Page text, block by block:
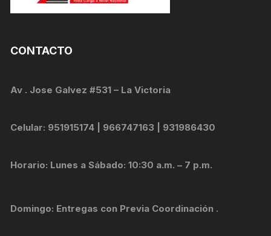
CONTACTO
Av . Jose Galvez #531 – La Victoria
Celular: 951915174 | 966747163 | 931986430
Horario: Lunes a Sábado: 10:30 a.m. – 7 p.m.
Domingo: Entregas con Previa Coordinación .